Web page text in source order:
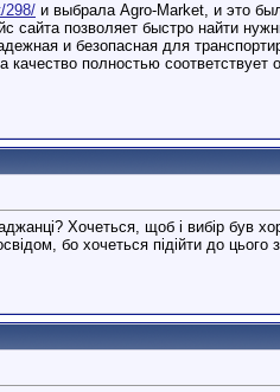
298/ и выбрала Agro-Market, и это
сайта позволяет быстро найти
и безопасная для
полностью соответствует
Хочеться, щоб і вибір був
бо хочеться підійти до цього